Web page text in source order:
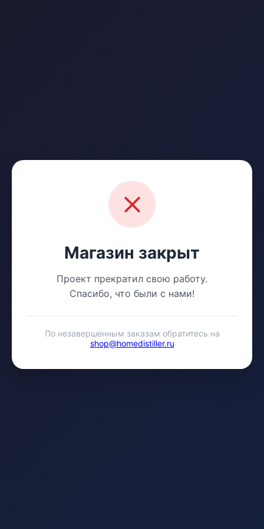
Магазин закрыт
Проект прекратил свою работу.
Спасибо, что были с нами!
По незавершенным заказам обратитесь на
shop@homedistiller.ru